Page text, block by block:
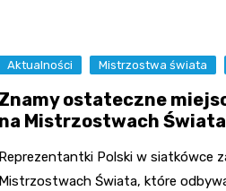
Aktualności Mistrzostwa świata
Znamy ostateczne
na Mistrzostwach Świata
Reprezentantki Polski w siatkówce
Mistrzostwach Świata, które